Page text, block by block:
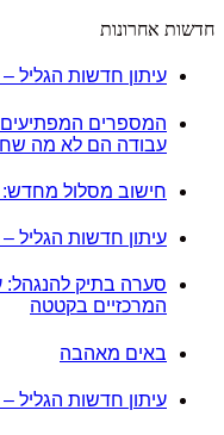
חדשות אחרונות
עיתון חדשות הגליל –
עבודה הם לא מה
חישוב מסלול מחדש:
עיתון חדשות הגליל –
סערה בתיק להנגהל:
המרכזיים בקטטה
באים מאהבה
עיתון חדשות הגליל –